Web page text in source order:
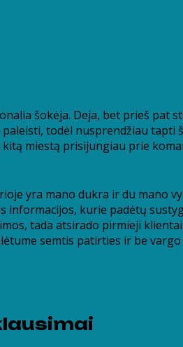
šokėja. Deja, bet prieš
todėl nusprendžiau
miestą prisijungiau prie
yra mano dukra ir du
kurie padėtų
tada atsirado pirmieji
semtis patirties ir be